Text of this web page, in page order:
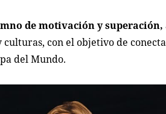
de motivación y
con el objetivo de
del Mundo.